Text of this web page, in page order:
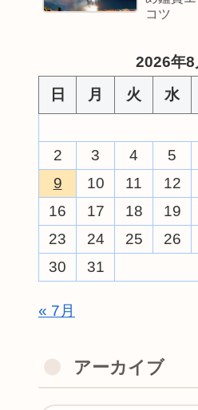
コツ
2026年8
日
月 火 水
2
3 4 5
9
10 11 12
16
17 18 19
23
24 25 26
30
31
« 7月
アーカイブ